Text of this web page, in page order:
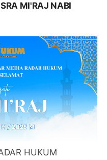
MI'RAJ NABI
HUKUM